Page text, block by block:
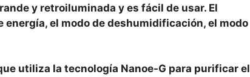
y retroiluminada y es fácil de usar. El
el modo de deshumidificación, el modo
utiliza la tecnología Nanoe-G para purificar el